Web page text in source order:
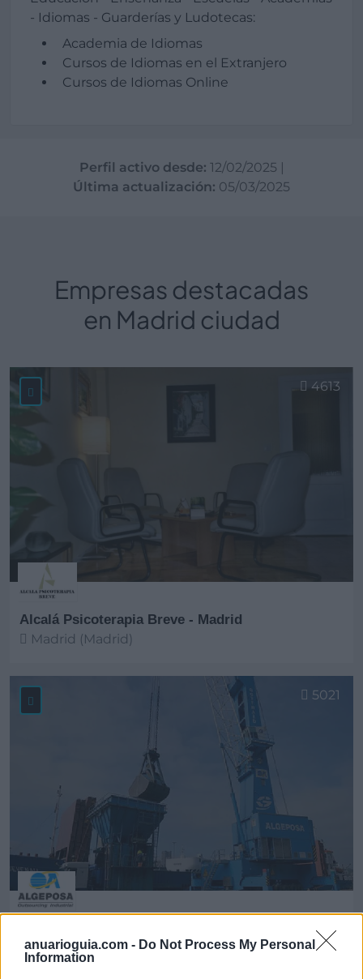
anuarioguia.com - Do Not Process My Personal
Information
- Idiomas - Guarderías y Ludotecas:
Academia de Idiomas
Cursos de Idiomas en el Extranjero
Cursos de Idiomas Online
Perfil activo desde: 12/02/2025 |
Última actualización: 05/03/2025
Empresas destacadas
en Madrid ciudad
Alcalá Psicoterapia Breve - Madrid
Madrid (Madrid)
Ver más
4613
Madrid (Madrid)
5021